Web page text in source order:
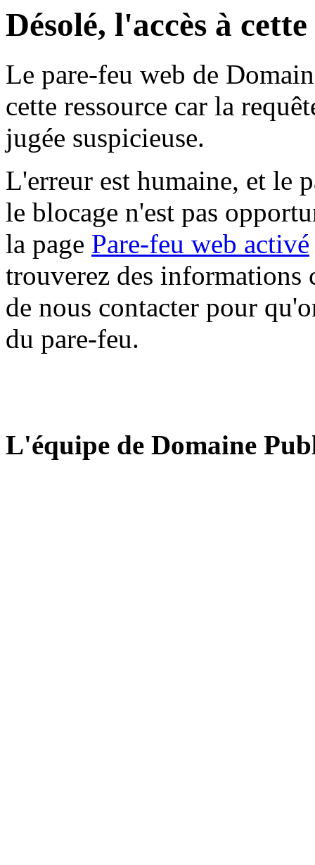
Désolé, l'accès à
Le pare-feu web de
cette ressource car la
jugée suspicieuse.
L'erreur est humaine, et le
le blocage n'est pas
la page Pare-feu web activé
trouverez des informations
de nous contacter pour
du pare-feu.
L'équipe de Domaine